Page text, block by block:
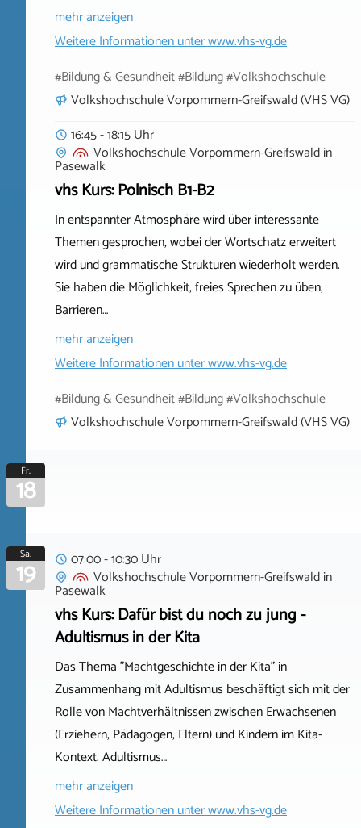
mehr anzeigen
Weitere Informationen unterwww.vhs-vg.de
#Bildung & Gesundheit #Bildung #Volkshochschule
Volkshochschule Vorpommern-Greifswald (VHS VG)
16:45 - 18:15 Uhr
Volkshochschule Vorpommern-Greifswaldin
Pasewalk
vhs Kurs: Polnisch B1-B2
In entspannter Atmosphäre wird über interessante
Themen gesprochen, wobei der Wortschatz erweitert
wird und grammatische Strukturen wiederholt werden.
Sie haben die Möglichkeit, freies Sprechen zu üben,
Barrieren…
mehr anzeigen
Weitere Informationen unterwww.vhs-vg.de
#Bildung & Gesundheit #Bildung #Volkshochschule
Volkshochschule Vorpommern-Greifswald (VHS VG)
Fr.
18
Sa.
19
07:00 - 10:30 Uhr
Volkshochschule Vorpommern-Greifswaldin
Pasewalk
vhs Kurs: Dafür bist du noch zu jung -
Adultismus in der Kita
Das Thema "Machtgeschichte in der Kita" in
Zusammenhang mit Adultismus beschäftigt sich mit der
Rolle von Machtverhältnissen zwischen Erwachsenen
(Erziehern, Pädagogen, Eltern) und Kindern im Kita-
Kontext. Adultismus…
mehr anzeigen
Weitere Informationen unterwww.vhs-vg.de